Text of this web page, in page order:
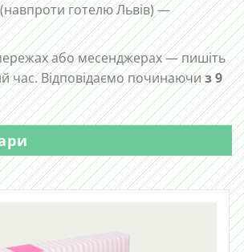
готелю Львів) —
або месенджерах — пишіть
час. Відповідаємо починаючиз 9